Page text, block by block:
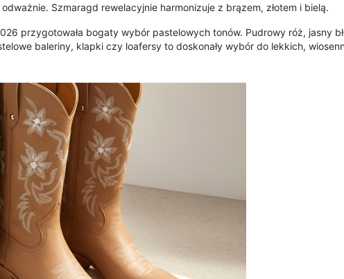
Szmaragd rewelacyjnie harmonizuje z brązem, złotem i bielą.
przygotowała bogaty wybór pastelowych tonów. Pudrowy róż, jasny
baleriny, klapki czy loafersy to doskonały wybór do lekkich,